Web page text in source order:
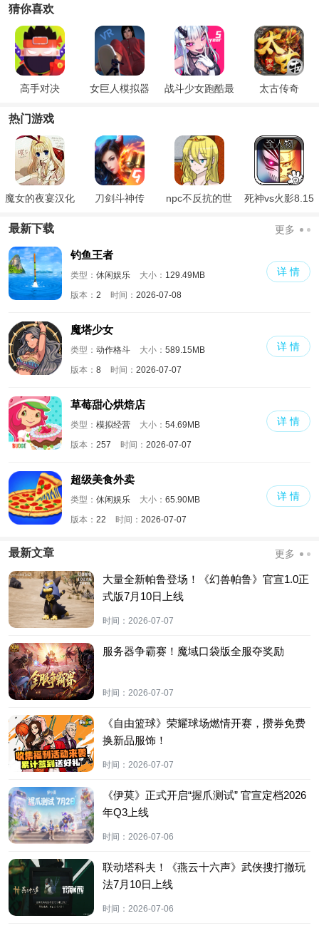
猜你喜欢
高手对决 女巨人模拟器
战斗少女跑酷最
太古传奇
热门游戏
魔女的夜宴汉化
刀剑斗神传
npc不反抗的世
死神vs火影8.15
最新下载 更多
钓鱼王者
类型： 休闲娱乐 大小： 129.49MB
版本： 2 时间： 2026-07-08
详 情
魔塔少女
类型： 动作格斗 大小： 589.15MB
版本： 8 时间： 2026-07-07
详 情
草莓甜心烘焙店
类型： 模拟经营 大小： 54.69MB
版本： 257 时间： 2026-07-07
详 情
超级美食外卖
类型： 休闲娱乐 大小： 65.90MB
版本： 22 时间： 2026-07-07
详 情
最新文章 更多
大量全新帕鲁登场！《幻兽帕鲁》官宣1.0正
式版7月10日上线
时间： 2026-07-07
服务器争霸赛！魔域口袋版全服夺奖励
时间： 2026-07-07
《自由篮球》荣耀球场燃情开赛，攒券免费
换新品服饰！
时间： 2026-07-07
《伊莫》正式开启“握爪测试” 官宣定档2026
年Q3上线
时间： 2026-07-06
联动塔科夫！《燕云十六声》武侠搜打撤玩
法7月10日上线
时间： 2026-07-06